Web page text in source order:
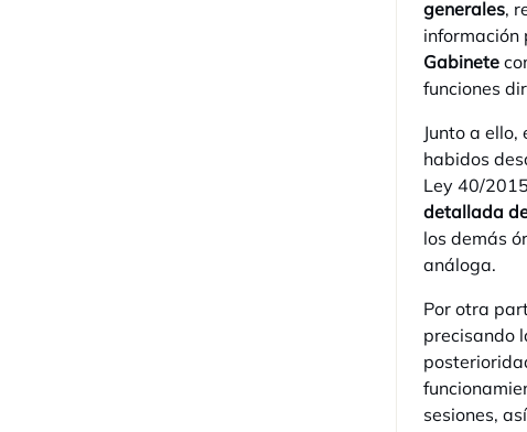
generales,
información
Gabinete
funciones
Junto a
habidos
Ley 40/
detallada
los demás
análoga.
Por otra
precisando
sesiones,